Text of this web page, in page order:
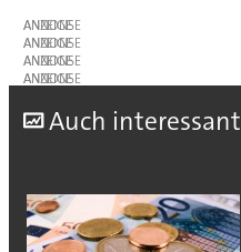
ANZEIGE
ANZEIGE
ANZEIGE
ANZEIGE
Auch interessant